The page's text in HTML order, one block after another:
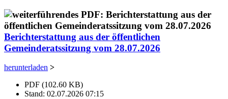
Berichterstattung aus der öffentlichen
Gemeinderatssitzung vom 28.07.2026
herunterladen >
PDF (102.60 KB)
Stand: 02.07.2026 07:15